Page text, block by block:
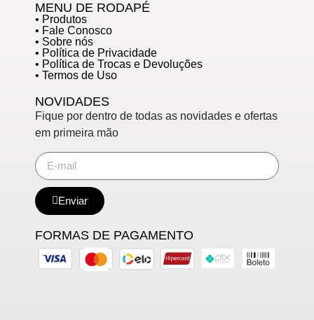
MENU DE RODAPÉ
• Produtos
• Fale Conosco
• Sobre nós
• Política de Privacidade
• Política de Trocas e Devoluções
• Termos de Uso
NOVIDADES
Fique por dentro de todas as novidades e ofertas
em primeira mão
Enviar
FORMAS DE PAGAMENTO